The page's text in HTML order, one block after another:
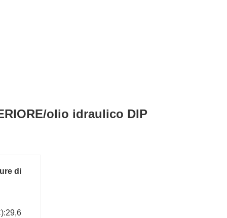
olio idraulico DIP
di